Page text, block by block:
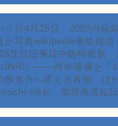
う日4月25日 2005Jr福
か写真wikipedia事故現場
注目記事日中随時更新
INRI）――性的破滅を「
推進力へ変える真智、ほ
nikki 加賀美茂知